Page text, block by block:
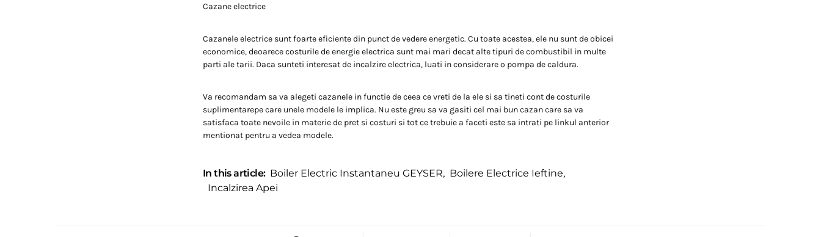
Cazane electrice
Cazanele electrice sunt foarte eficiente din punct de vedere energetic. Cu toate acestea, ele nu sunt de obicei
economice, deoarece costurile de energie electrica sunt mai mari decat alte tipuri de combustibil in multe
parti ale tarii. Daca sunteti interesat de incalzire electrica, luati in considerare o pompa de caldura.
Va recomandam sa va alegeti cazanele in functie de ceea ce vreti de la ele si sa tineti cont de costurile
suplimentarepe care unele modele le implica. Nu este greu sa va gasiti cel mai bun cazan care sa va
satisfaca toate nevoile in materie de pret si costuri si tot ce trebuie a faceti este sa intrati pe linkul anterior
mentionat pentru a vedea modele.
In this article: Boiler Electric Instantaneu GEYSER, Boilere Electrice Ieftine,
Incalzirea Apei